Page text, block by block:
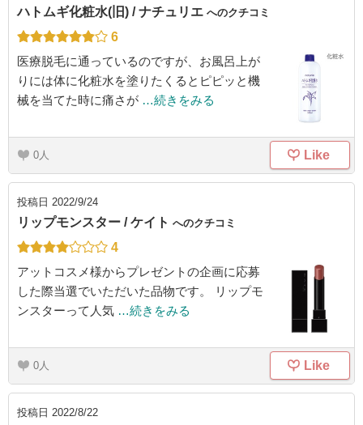
ハトムギ化粧水(旧) / ナチュリエ へのクチコミ
6
医療脱毛に通っているのですが、お風呂上が
りには体に化粧水を塗りたくるとピピッと機
械を当てた時に痛さが …続きをみる
0 Like
投稿日 2022/9/24
リップモンスター / ケイト へのクチコミ
4
アットコスメ様からプレゼントの企画に応募
した際当選でいただいた品物です。 リップモ
ンスターって人気 …続きをみる
0 Like
投稿日 2022/8/22